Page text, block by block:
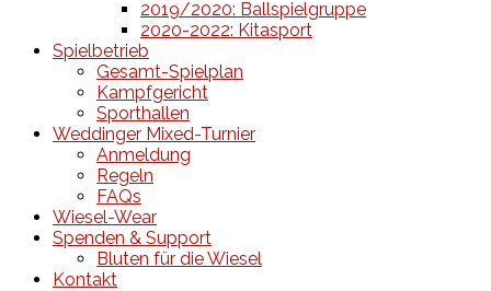
2019/2020: Ballspielgruppe
2020-2022: Kitasport
Spielbetrieb
Gesamt-Spielplan
Kampfgericht
Sporthallen
Weddinger Mixed-Turnier
Anmeldung
Regeln
FAQs
Wiesel-Wear
Spenden & Support
Bluten für die Wiesel
Kontakt